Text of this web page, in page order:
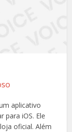
aplicativo
para iOS. Ele
oficial. Além